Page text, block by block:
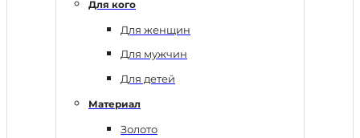
Для кого
Для женщин
Для мужчин
Для детей
Материал
Золото